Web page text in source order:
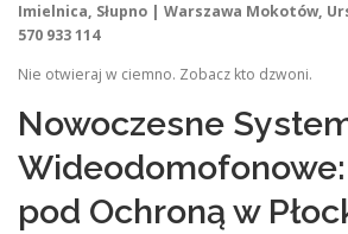
Imielnica, Słupno | Warszawa Mokotów,
570 933 114
Nie otwieraj w ciemno. Zobacz kto dzwoni.
Nowoczesne
pod Ochroną w